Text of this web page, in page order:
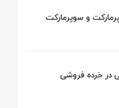
و سوپرمارکت
در خرده فروشی